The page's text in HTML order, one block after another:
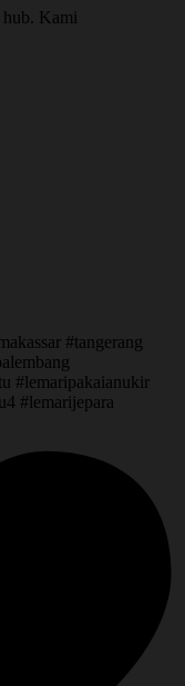
hub. Kami
#tangerang
#lemaripakaianukir
#lemarijepara